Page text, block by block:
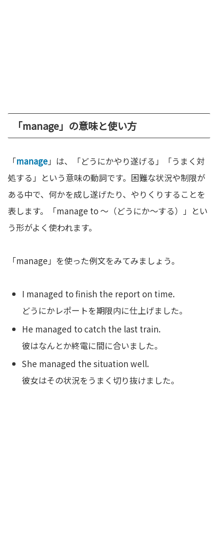
「manage」の意味と使い方
「manage」は、「どうにかやり遂げる」「うまく対
処する」という意味の動詞です。困難な状況や制限が
ある中で、何かを成し遂げたり、やりくりすることを
表します。「manage to ～（どうにか～する）」とい
う形がよく使われます。
「manage」を使った例文をみてみましょう。
I managed to finish the report on time.
どうにかレポートを期限内に仕上げました。
He managed to catch the last train.
彼はなんとか終電に間に合いました。
She managed the situation well.
彼女はその状況をうまく切り抜けました。